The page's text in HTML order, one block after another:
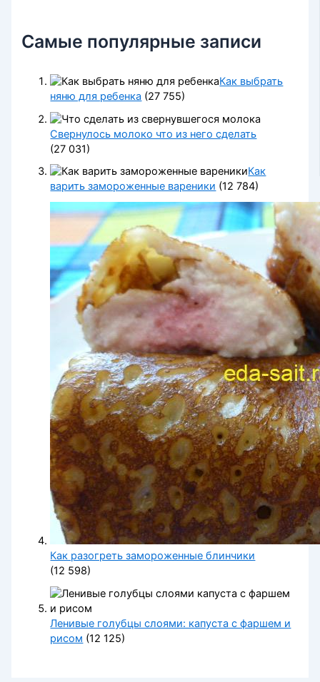
Самые популярные записи
Как выбрать
няню для ребенка (27 755)
Свернулось молоко что из него сделать
(27 031)
Как
варить замороженные вареники (12 784)
Как разогреть замороженные блинчики
(12 598)
Ленивые голубцы слоями: капуста с фаршем и
рисом (12 125)